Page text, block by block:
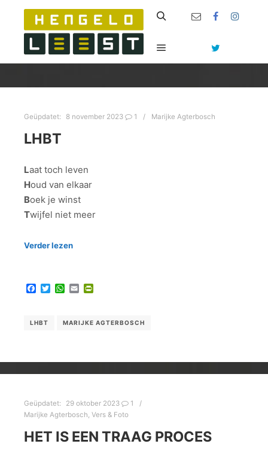
Hoofdmenu
Geüpdatet: 8 november 2023 1 Marijke Agterbosch
LHBT
Laat toch leven
Houd van elkaar
Boek je winst
Twijfel niet meer
Verder lezen
Facebook
TwitterWhatsApp
Email
LHBT MARIJKE AGTERBOSCH
Geüpdatet: 29 oktober 2023
1
Marijke Agterbosch, Vers & Foto
HET IS EEN TRAAG PROCES